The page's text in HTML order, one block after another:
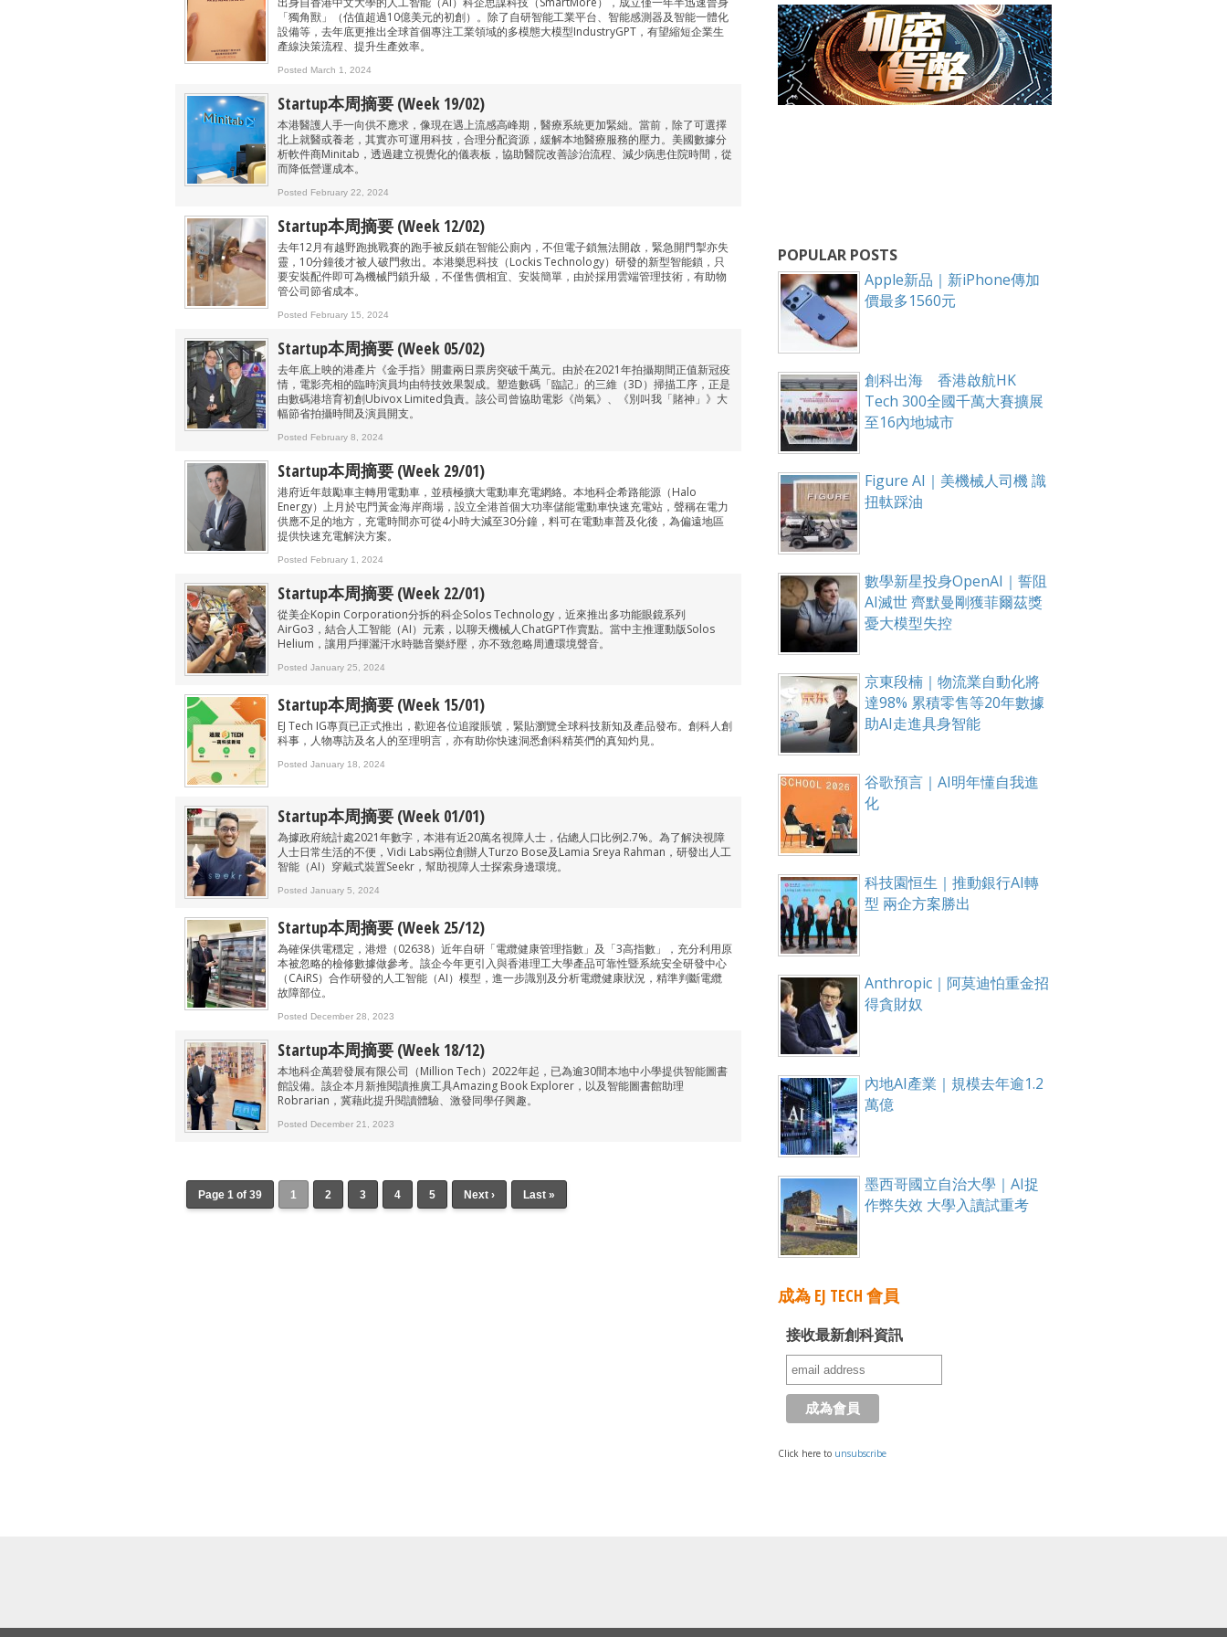
「獨角獸」（估值超過10億美元的初創）。除了自研智能工業平台、智能感測器及智能一體化
設備等，去年底更推出全球首個專注工業領域的多模態大模型IndustryGPT，有望縮短企業生
產線決策流程、提升生產效率。
Posted March 1, 2024
Startup本周摘要 (Week 19/02)
本港醫護人手一向供不應求，像現在遇上流感高峰期，醫療系統更加緊絀。當前，除了可選擇
北上就醫或養老，其實亦可運用科技，合理分配資源，緩解本地醫療服務的壓力。美國數據分
析軟件商Minitab，透過建立視覺化的儀表板，協助醫院改善診治流程、減少病患住院時間，從
而降低營運成本。
Posted February 22, 2024
Startup本周摘要 (Week 12/02)
去年12月有越野跑挑戰賽的跑手被反鎖在智能公廁內，不但電子鎖無法開啟，緊急開門掣亦失
靈，10分鐘後才被人破門救出。本港樂思科技（Lockis Technology）研發的新型智能鎖，只
要安裝配件即可為機械門鎖升級，不僅售價相宜、安裝簡單，由於採用雲端管理技術，有助物
管公司節省成本。
Posted February 15, 2024
Startup本周摘要 (Week 05/02)
去年底上映的港產片《金手指》開畫兩日票房突破千萬元。由於在2021年拍攝期間正值新冠疫
情，電影亮相的臨時演員均由特技效果製成。塑造數碼「臨記」的三維（3D）掃描工序，正是
由數碼港培育初創Ubivox Limited負責。該公司曾協助電影《尚氣》、《別叫我「賭神」》大
幅節省拍攝時間及演員開支。
Posted February 8, 2024
Startup本周摘要 (Week 29/01)
港府近年鼓勵車主轉用電動車，並積極擴大電動車充電網絡。本地科企希路能源（Halo
Energy）上月於屯門黃金海岸商場，設立全港首個大功率儲能電動車快速充電站，聲稱在電力
供應不足的地方，充電時間亦可從4小時大減至30分鐘，料可在電動車普及化後，為偏遠地區
提供快速充電解決方案。
Posted February 1, 2024
Startup本周摘要 (Week 22/01)
從美企Kopin Corporation分拆的科企Solos Technology，近來推出多功能眼鏡系列
AirGo3，結合人工智能（AI）元素，以聊天機械人ChatGPT作賣點。當中主推運動版Solos
Helium，讓用戶揮灑汗水時聽音樂紓壓，亦不致忽略周遭環境聲音。
Posted January 25, 2024
Startup本周摘要 (Week 15/01)
EJ Tech IG專頁已正式推出，歡迎各位追蹤賬號，緊貼瀏覽全球科技新知及產品發布。創科人創
科事，人物專訪及名人的至理明言，亦有助你快速洞悉創科精英們的真知灼見。
Posted January 18, 2024
Startup本周摘要 (Week 01/01)
為據政府統計處2021年數字，本港有近20萬名視障人士，佔總人口比例2.7%。為了解決視障
人士日常生活的不便，Vidi Labs兩位創辦人Turzo Bose及Lamia Sreya Rahman，研發出人工
智能（AI）穿戴式裝置Seekr，幫助視障人士探索身邊環境。
Posted January 5, 2024
Startup本周摘要 (Week 25/12)
為確保供電穩定，港燈（02638）近年自研「電纜健康管理指數」及「3高指數」，充分利用原
本被忽略的檢修數據做參考。該企今年更引入與香港理工大學產品可靠性暨系統安全研發中心
（CAiRS）合作研發的人工智能（AI）模型，進一步識別及分析電纜健康狀況，精準判斷電纜
故障部位。
Posted December 28, 2023
Startup本周摘要 (Week 18/12)
本地科企萬碧發展有限公司（Million Tech）2022年起，已為逾30間本地中小學提供智能圖書
館設備。該企本月新推閱讀推廣工具Amazing Book Explorer，以及智能圖書館助理
Robrarian，冀藉此提升閱讀體驗、激發同學仔興趣。
Posted December 21, 2023
Page 1 of 39 1 2 3 4 5 Next › Last »
POPULAR POSTS
Apple新品｜新iPhone傳加
價最多1560元
創科出海 香港啟航HK
Tech 300全國千萬大賽擴展
至16內地城市
Figure AI｜美機械人司機 識
扭軚踩油
數學新星投身OpenAI｜誓阻
AI滅世 齊默曼剛獲菲爾茲獎
憂大模型失控
京東段楠｜物流業自動化將
達98% 累積零售等20年數據
助AI走進具身智能
谷歌預言｜AI明年懂自我進
化
科技園恒生｜推動銀行AI轉
型 兩企方案勝出
Anthropic｜阿莫迪怕重金招
得貪財奴
內地AI產業｜規模去年逾1.2
萬億
墨西哥國立自治大學｜AI捉
作弊失效 大學入讀試重考
成為 EJ TECH 會員
接收最新創科資訊
Click here to unsubscribe